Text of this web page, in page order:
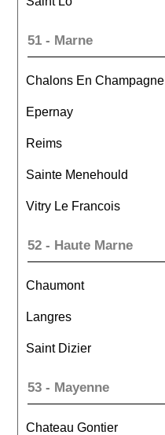
51 - Marne
Chalons En Champagne
Epernay
Reims
Sainte Menehould
Vitry Le Francois
52 - Haute Marne
Chaumont
Langres
Saint Dizier
53 - Mayenne
Chateau Gontier